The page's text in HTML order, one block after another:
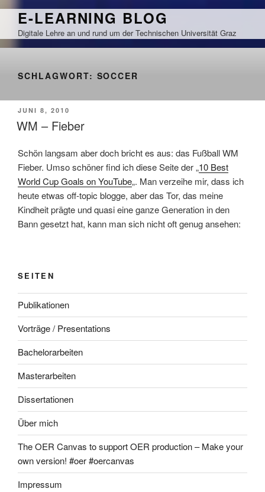
Zum
springen
E-LEARNING BLOG
Digitale Lehre an und rund um der Technischen Universität Graz
SCHLAGWORT: SOCCER
VERÖFFENTLICHT
AM
JUNI 8, 2010
WM – Fieber
Schön langsam aber doch bricht es aus: das Fußball WM
Fieber. Umso schöner find ich diese Seite der „10 Best
World Cup Goals on YouTube„. Man verzeihe mir, dass ich
heute etwas off-topic blogge, aber das Tor, das meine
Kindheit prägte und quasi eine ganze Generation in den
Bann gesetzt hat, kann man sich nicht oft genug ansehen:
SEITEN
Publikationen
Vorträge / Presentations
Bachelorarbeiten
Masterarbeiten
Dissertationen
Über mich
The OER Canvas to support OER production – Make your
own version! #oer #oercanvas
Impressum